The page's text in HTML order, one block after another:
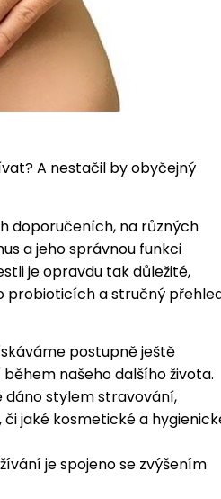
A nestačil by obyčejný
doporučeních, na různých
a jeho správnou funkci
je opravdu tak důležité,
probioticích a stručný
postupně ještě
našeho dalšího života.
dáno stylem stravování,
jaké kosmetické a
je spojeno se zvýšením